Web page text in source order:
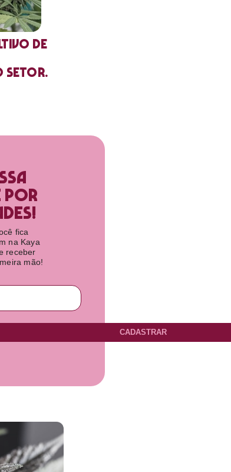
de
setor.
por
fica
na Kaya
receber
mão!
CADASTRAR